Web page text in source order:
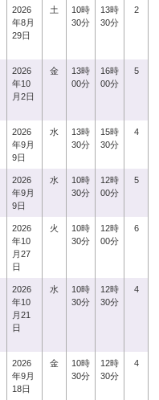
2026
年8月
29日
土
10時
30分
13時
30分
2
2026
年10
月2日
金
13時
00分
16時
00分
5
2026
年9月
9日
水
13時
30分
15時
30分
4
2026
年9月
9日
水
10時
30分
12時
00分
5
2026
年10
月27
日
火
10時
30分
12時
00分
6
2026
年10
月21
日
水
10時
30分
12時
30分
4
2026
年9月
18日
金
10時
30分
12時
30分
4